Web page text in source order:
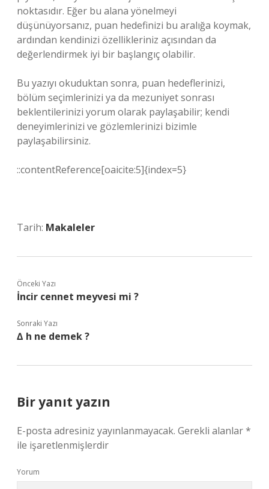
noktasıdır. Eğer bu alana yönelmeyi
düşünüyorsanız, puan hedefinizi bu aralığa koymak,
ardından kendinizi özellikleriniz açısından da
değerlendirmek iyi bir başlangıç olabilir.
Bu yazıyı okuduktan sonra, puan hedeflerinizi,
bölüm seçimlerinizi ya da mezuniyet sonrası
beklentilerinizi yorum olarak paylaşabilir; kendi
deneyimlerinizi ve gözlemlerinizi bizimle
paylaşabilirsiniz.
::contentReference[oaicite:5]{index=5}
Tarih: Makaleler
Önceki Yazı
İncir cennet meyvesi mi ?
Sonraki Yazı
∆ h ne demek ?
Bir yanıt yazın
E-posta adresiniz yayınlanmayacak. Gerekli alanlar*
ile işaretlenmişlerdir
Yorum